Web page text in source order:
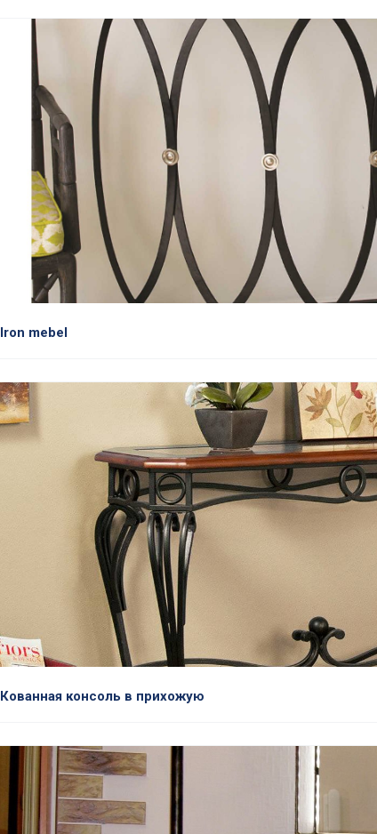
Iron mebel
Кованная консоль в прихожую